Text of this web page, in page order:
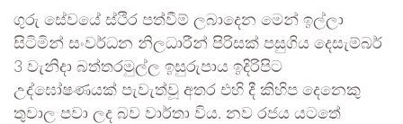
ගුරු සේවයේ ස්ථිර පත්වීම් ලබාදෙන මෙන් ඉල්ලා
සිටිමින් සංවර්ධන නිලධාරීන් පිරිසක් පසුගිය දෙසැම්බර්
3 වැනිදා බත්තරමුල්ල ඉසුරුපාය ඉදිරිපිට
උද්ඝෝෂණයක් පැවැත්වූ අතර එහි දී කිහිප දෙනෙකු
තුවාල පවා ලද බව වාර්තා විය. නව රජය යටතේ